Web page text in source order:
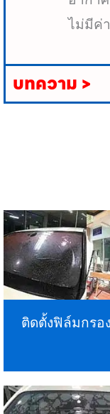
ไม่มีค่
บทความ >
ติดตั้งฟิล์มกรอ